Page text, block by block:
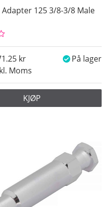
125 3/8-3/8 Male
Moms
På lager
KJØP